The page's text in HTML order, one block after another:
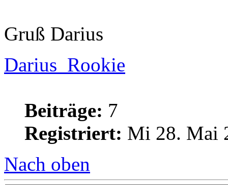
Gruß Darius
Darius_Rookie
Beiträge: 7
Registriert: Mi 28. Mai
Nach oben